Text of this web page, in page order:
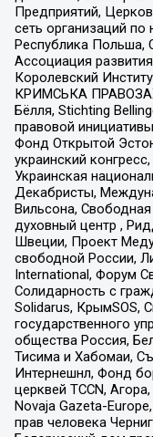
Предприятий,
сеть организаций
Республика
Ассоциация
Королевский
КРИМСЬКА
Бёлля, Stichting
правовой
Фонд Открытой
украинский
Украинская
Декабристы,
Вильсона,
духовный центр ,
Швеции, Проект
свободной России,
International, Форум
Солидарность с
Solidarus, КрымSOS,
государственного
общества Россия,
Тисима и Хабомаи,
Интернешнл, Фонд
церквей TCCN,
Novaja Gazeta-
прав человека